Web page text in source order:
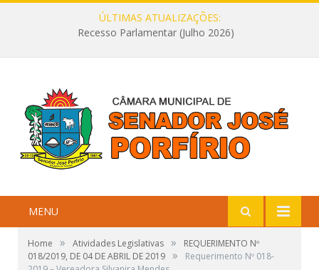
ÚLTIMAS ATUALIZAÇÕES:
Recesso Parlamentar (Julho 2026)
MENU
Home » Atividades Legislativas »
REQUERIMENTO Nº
018/2019, DE 04 DE ABRIL DE 2019 »
Requerimento Nº 018-